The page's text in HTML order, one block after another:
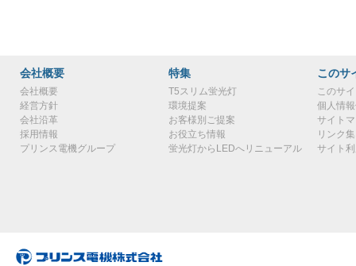
会社概要
会社概要
経営方針
会社沿革
採用情報
プリンス電機グループ
特集
T5スリム蛍光灯
環境提案
お客様別ご提案
お役立ち情報
蛍光灯からLEDへリニューアル
このサ
このサ
個人情
サイト
リンク集
サイト